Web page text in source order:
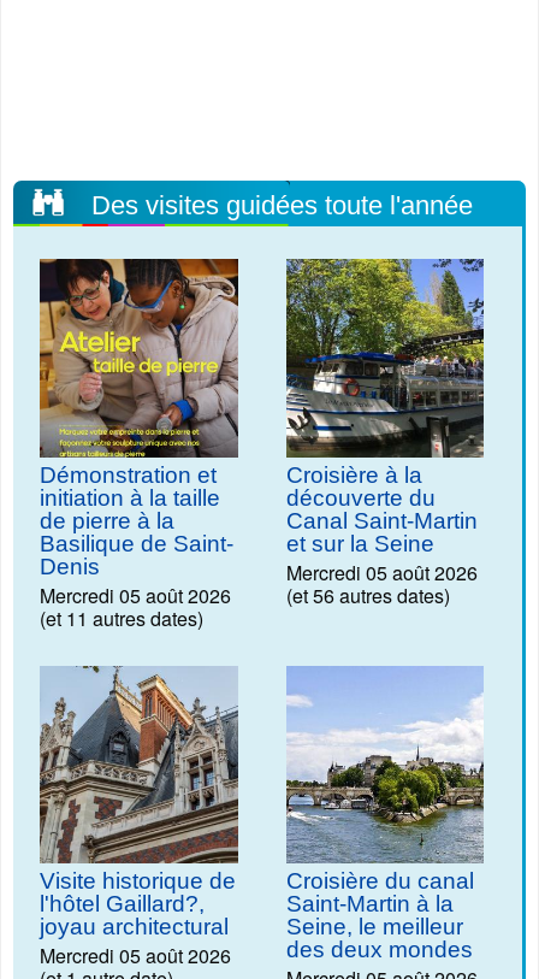
Des visites guidées toute l'année
Démonstration et
initiation à la taille
de pierre à la
Basilique de Saint-
Denis
Mercredi 05 août 2026
(et 11 autres dates)
Croisière à la
découverte du
Canal Saint-Martin
et sur la Seine
Mercredi 05 août 2026
(et 56 autres dates)
Visite historique de
l'hôtel Gaillard?,
joyau architectural
Mercredi 05 août 2026
Croisière du canal
Saint-Martin à la
Seine, le meilleur
des deux mondes